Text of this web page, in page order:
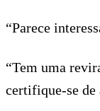
“Parece
“Tem uma
certifique-se de